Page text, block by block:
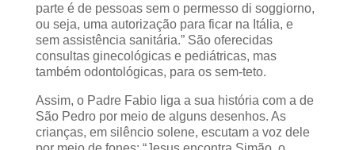
parte é de pessoas sem o permesso di soggiorno,
ou seja, uma autorização para ficar na Itália, e
sem assistência sanitária.” São oferecidas
consultas ginecológicas e pediátricas, mas
também odontológicas, para os sem-teto.
Assim, o Padre Fabio liga a sua história com a de
São Pedro por meio de alguns desenhos. As
crianças, em silêncio solene, escutam a voz dele